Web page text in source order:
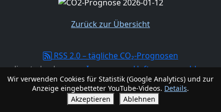
Zurück zur Übersicht
RSS 2.0 – tägliche CO₂-Prognosen
climate-hacks.com -Impressum, Haftungsausschluss,
Datenschutzerklärung
Wir verwenden Cookies für Statistik (Google Analytics) und zur
Anzeige eingebetteter YouTube-Videos. Details.
Akzeptieren
Ablehnen